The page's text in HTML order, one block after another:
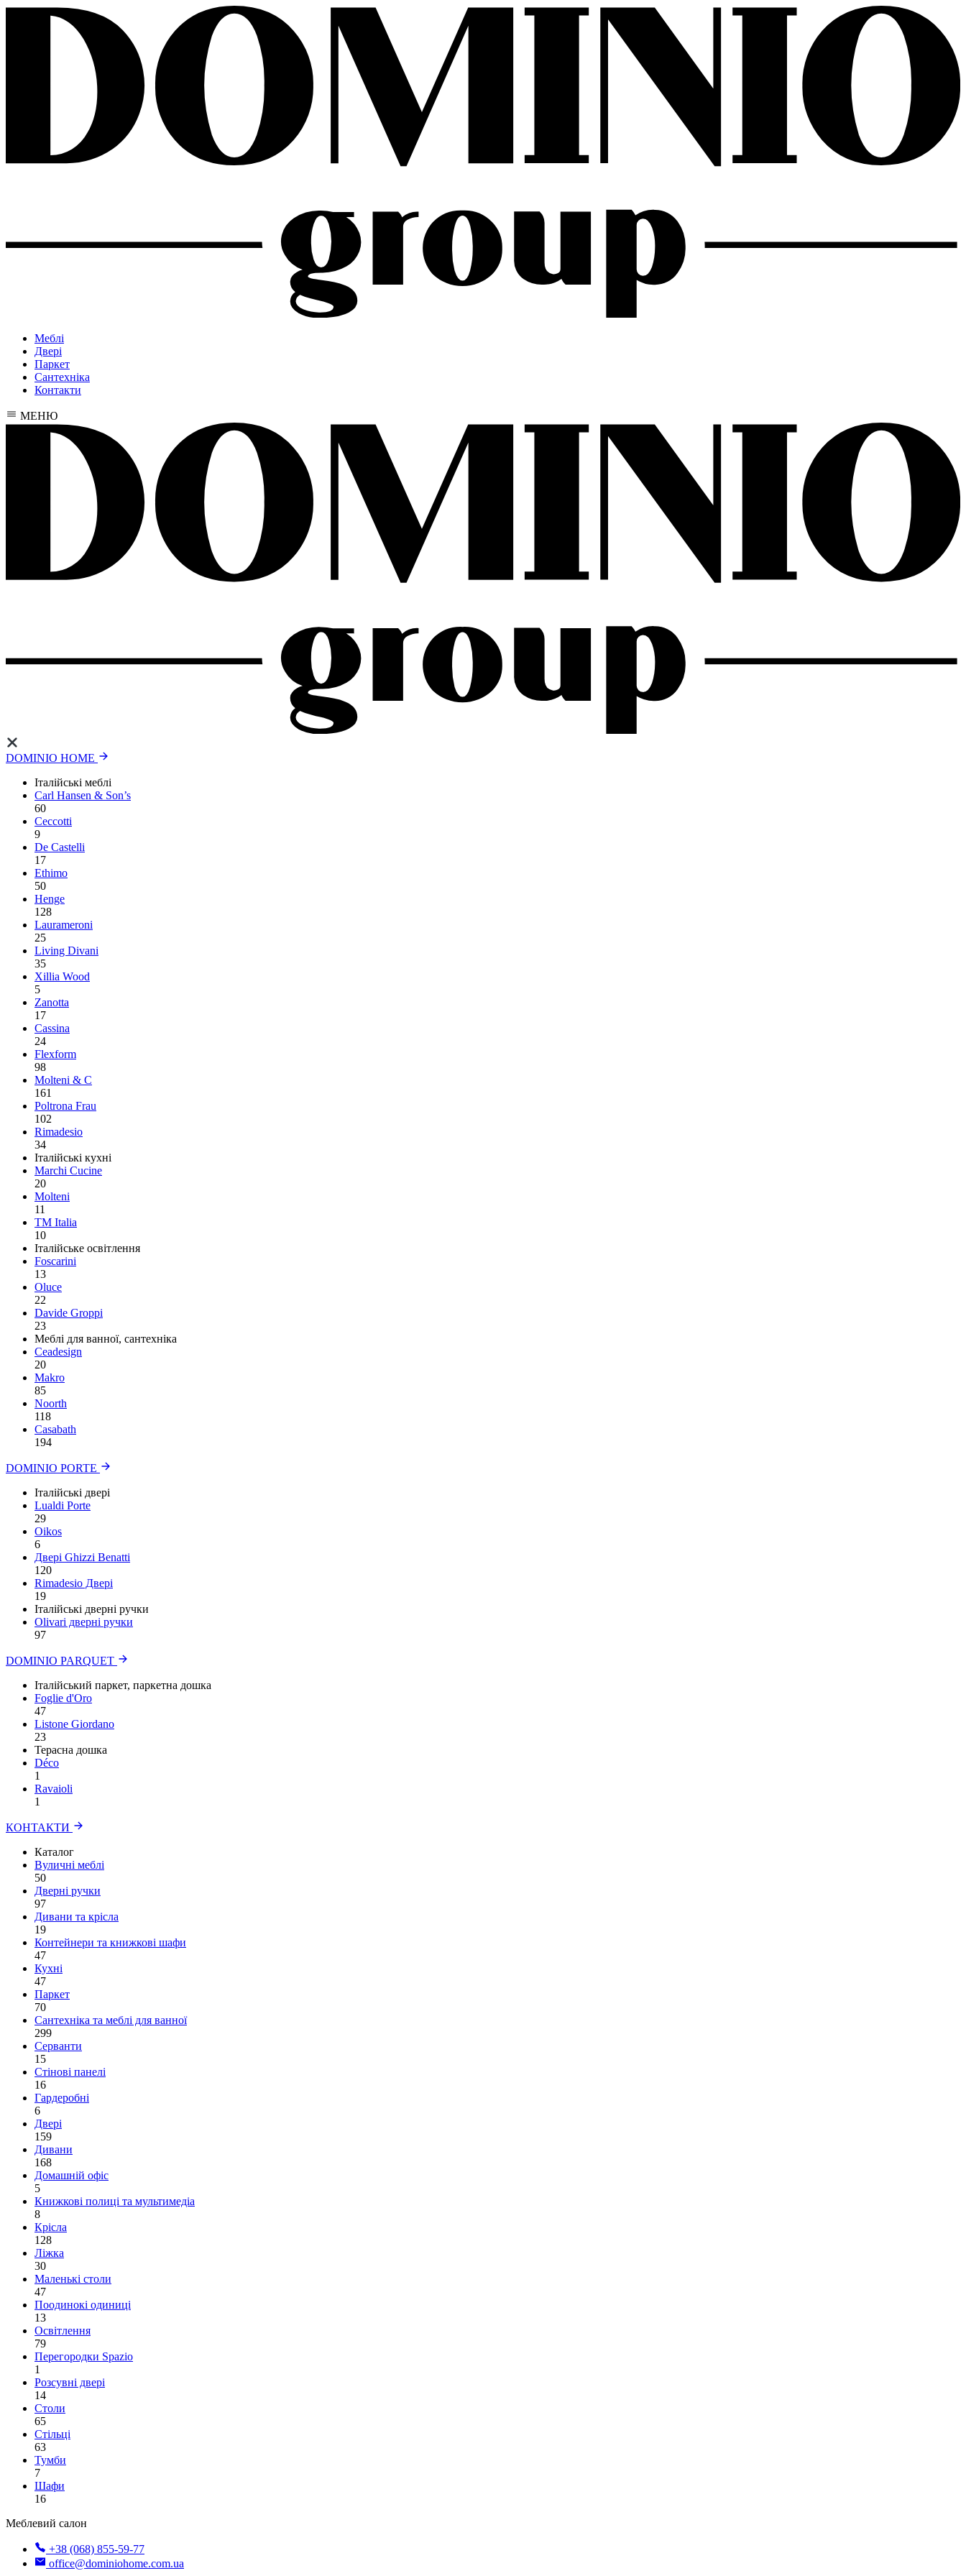
Меблі
Двері
Паркет
Сантехніка
Контакти
МЕНЮ
DOMINIO HOME
Італійські меблі
Carl Hansen & Son’s
60
Ceccotti
9
De Castelli
17
Ethimo
50
Henge
128
Laurameroni
25
Living Divani
35
Xillia Wood
5
Zanotta
17
Cassina
24
Flexform
98
Molteni & C
161
Poltrona Frau
102
Rimadesio
34
Італійські кухні
Marchi Cucine
20
Molteni
11
TM Italia
10
Італійське освітлення
Foscarini
13
Oluce
22
Davide Groppi
23
Меблі для ванної, сантехніка
Ceadesign
20
Makro
85
Noorth
118
Сasabath
194
DOMINIO PORTE
Італійські двері
Lualdi Porte
29
Oikos
6
Двері Ghizzi Benatti
120
Rimadesio Двері
19
Італійські дверні ручки
Olivari дверні ручки
97
DOMINIO PARQUET
Італійський паркет, паркетна дошка
Foglie d'Oro
47
Listone Giordano
23
Терасна дошка
Déco
1
Ravaioli
1
КОНТАКТИ
Каталог
Вуличні меблі
50
Дверні ручки
97
Дивани та крісла
19
Контейнери та книжкові шафи
47
Кухні
47
Паркет
70
Сантехніка та меблі для ванної
299
Серванти
15
Стінові панелі
16
Гардеробні
6
Двері
159
Дивани
168
Домашній офіс
5
Книжкові полиці та мультимедіа
8
Крісла
128
Ліжка
30
Маленькі столи
47
Поодинокі одиниці
13
Освітлення
79
Перегородки Spazio
1
Розсувні двері
14
Столи
65
Стільці
63
Тумби
7
Шафи
16
Меблевий салон
+38 (068) 855-59-77
office@dominiohome.com.ua